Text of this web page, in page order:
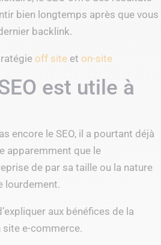
bien longtemps après que vous
backlink.
off site et on-site
est utile à
encore le SEO, il a pourtant déjà
apparemment que le
de par sa taille ou la nature
lourdement.
aux bénéfices de la
site e-commerce.